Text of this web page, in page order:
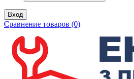
Вход
Сравнение товаров (0)